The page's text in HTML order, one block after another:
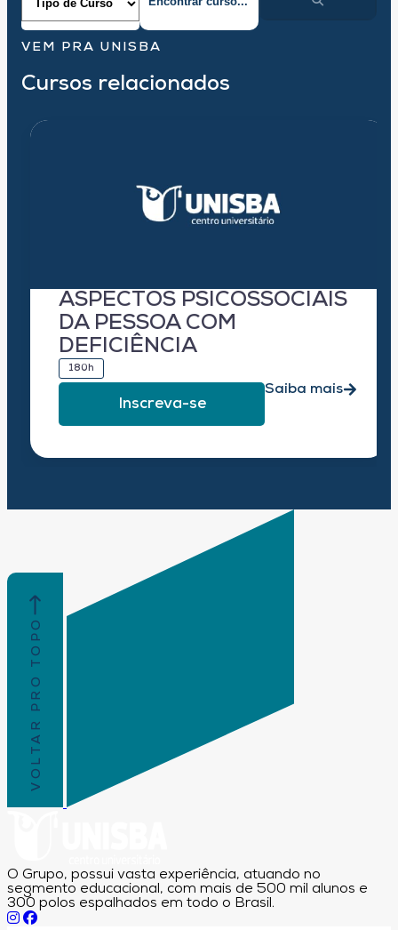
VEM PRA UNISBA
Cursos relacionados
ASPECTOS PSICOSSOCIAIS
DA PESSOA COM
DEFICIÊNCIA
180h
Inscreva-se
Saiba mais
VOLTAR PRO TOPO
O Grupo, possui vasta experiência, atuando no
segmento educacional, com mais de 500 mil alunos e
300 polos espalhados em todo o Brasil.